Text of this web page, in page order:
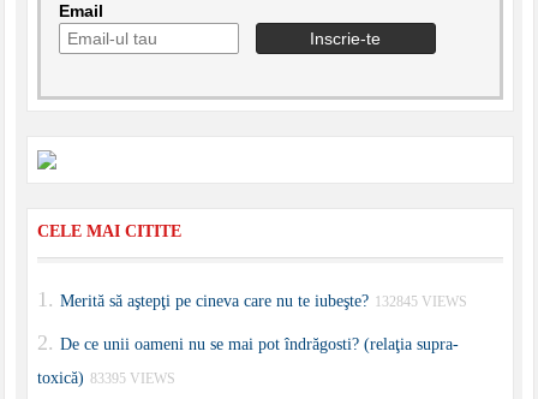
Email
CELE MAI CITITE
Merită să aştepţi pe cineva care nu te iubeşte? 132845 VIEWS
De ce unii oameni nu se mai pot îndrăgosti? (relaţia supra-
toxică) 83395 VIEWS